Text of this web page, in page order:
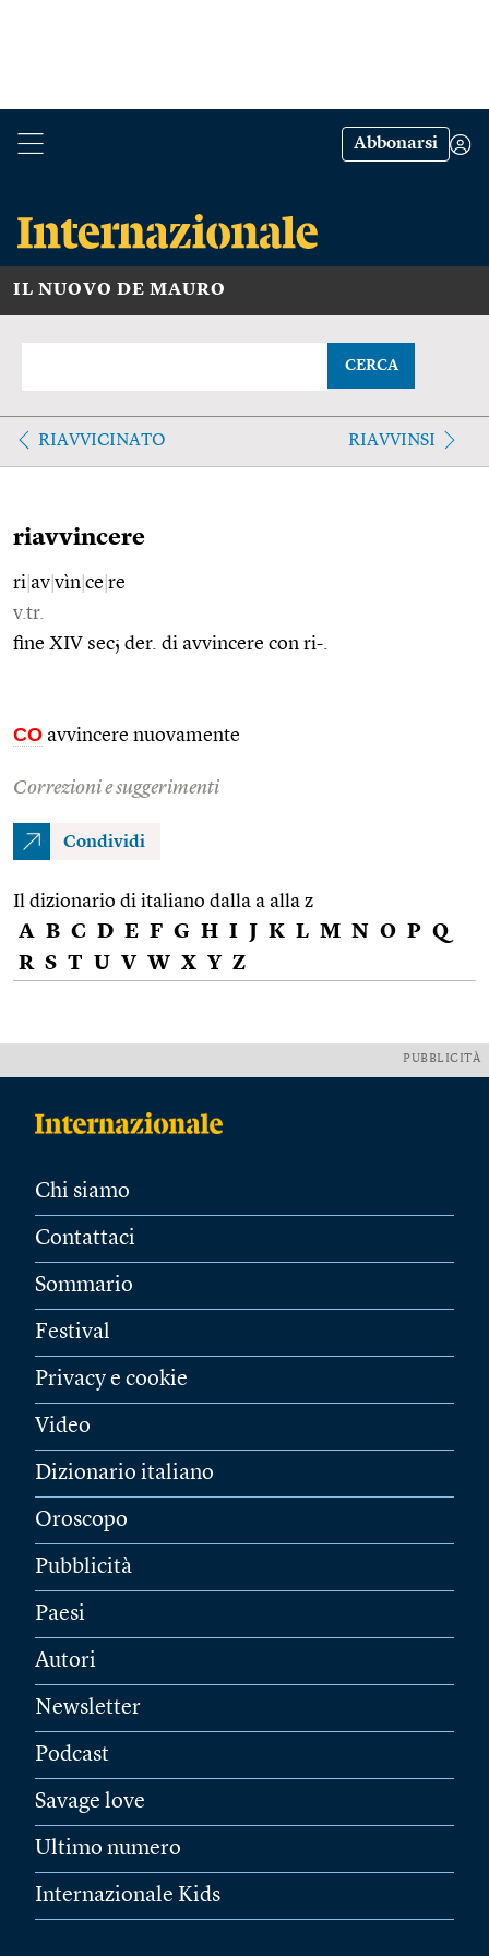
Abbonarsi
IL NUOVO DE MAURO
CERCA
RIAVVICINATO RIAVVINSI
riavvincere
ri av vìn ce re
v.tr.
fine XIV sec; der. di avvincere con ri-.
CO avvincere nuovamente
Correzioni e suggerimenti
Condividi
Il dizionario di italiano dalla a alla z
A B C D E F G H I J K L M N O P Q
R S T U V W X Y Z
PUBBLICITÀ
Chi siamo
Contattaci
Sommario
Festival
Privacy e cookie
Video
Dizionario italiano
Oroscopo
Pubblicità
Paesi
Autori
Newsletter
Podcast
Savage love
Ultimo numero
Internazionale Kids